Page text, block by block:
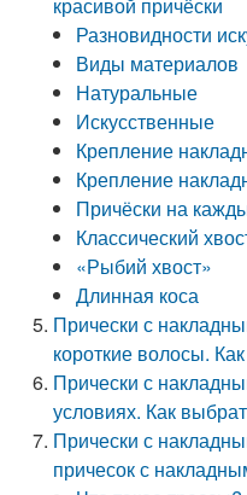
Разновидности
Виды материалов
Натуральные
Искусственные
Крепление
Крепление
Причёски на
Классический
«Рыбий хвост»
Длинная коса
Прически с
короткие волосы.
Прически с
условиях. Как
Прически с
причесок с